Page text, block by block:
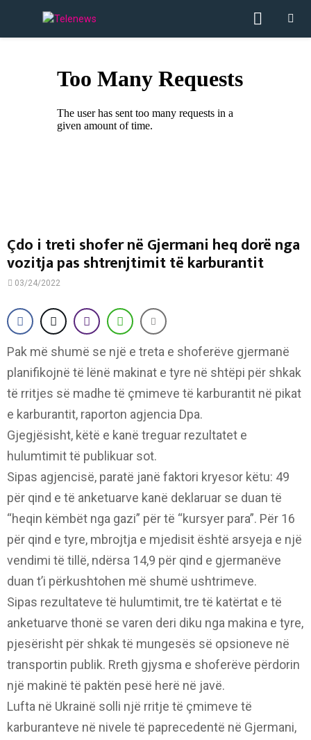
Çdo i treti shofer në Gjermani heq dorë nga
vozitja pas shtrenjtimit të karburantit
03/24/2022
Pak më shumë se një e treta e shoferëve gjermanë
planifikojnë të lënë makinat e tyre në shtëpi për shkak
të rritjes së madhe të çmimeve të karburantit në pikat
e karburantit, raporton agjencia Dpa.
Gjegjësisht, këtë e kanë treguar rezultatet e
hulumtimit të publikuar sot.
Sipas agjencisë, paratë janë faktori kryesor këtu: 49
për qind e të anketuarve kanë deklaruar se duan të
“heqin këmbët nga gazi” për të “kursyer para”. Për 16
për qind e tyre, mbrojtja e mjedisit është arsyeja e një
vendimi të tillë, ndërsa 14,9 për qind e gjermanëve
duan t’i përkushtohen më shumë ushtrimeve.
Sipas rezultateve të hulumtimit, tre të katërtat e të
anketuarve thonë se varen deri diku nga makina e tyre,
pjesërisht për shkak të mungesës së opsioneve në
transportin publik. Rreth gjysma e shoferëve përdorin
një makinë të paktën pesë herë në javë.
Lufta në Ukrainë solli një rritje të çmimeve të
karburanteve në nivele të paprecedentë në Gjermani,